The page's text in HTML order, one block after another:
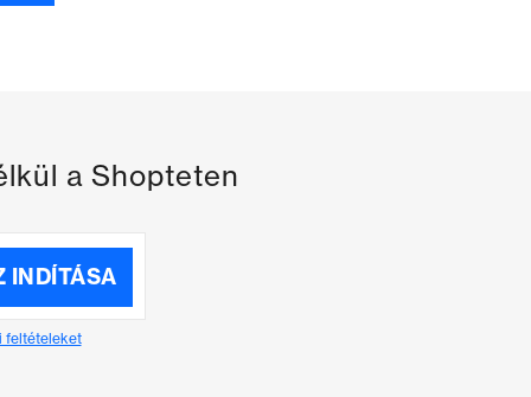
a Shopteten
INDÍTÁSA
feltételeket